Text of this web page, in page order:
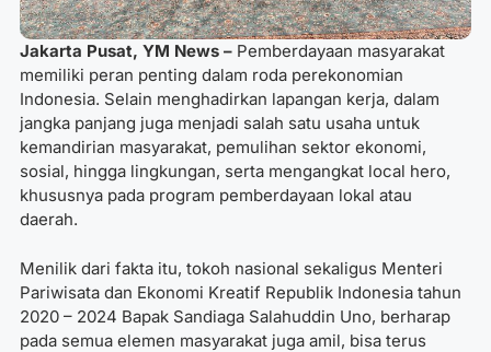
Jakarta Pusat, YM News – Pemberdayaan masyarakat
memiliki peran penting dalam roda perekonomian
Indonesia. Selain menghadirkan lapangan kerja, dalam
jangka panjang juga menjadi salah satu usaha untuk
kemandirian masyarakat, pemulihan sektor ekonomi,
sosial, hingga lingkungan, serta mengangkat local hero,
khususnya pada program pemberdayaan lokal atau
daerah.
Menilik dari fakta itu, tokoh nasional sekaligus Menteri
Pariwisata dan Ekonomi Kreatif Republik Indonesia tahun
2020 – 2024 Bapak Sandiaga Salahuddin Uno, berharap
pada semua elemen masyarakat juga amil, bisa terus